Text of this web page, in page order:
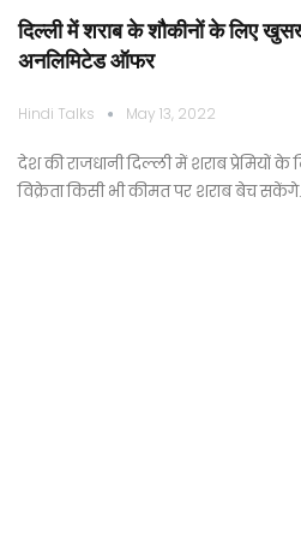
दिल्ली में शराब के शौकीनों के लिए
अनलिमिटेड ऑफर
Hindi Talks May 13, 2022
देश की राजधानी दिल्ली में शराब
विक्रेता किसी भी कीमत पर शराब बेच सकेंगे.